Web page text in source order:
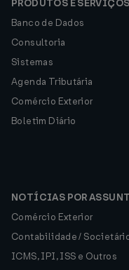
PRODUTOS E SERVIÇOS
Banco de Dados
Consultoria
Sistemas
Agenda Tributária
Comércio Exterior
Boletim Diário
NOTÍCIAS POR
Comércio Exterior
Contabilidade /
ICMS, IPI, ISS e Outros